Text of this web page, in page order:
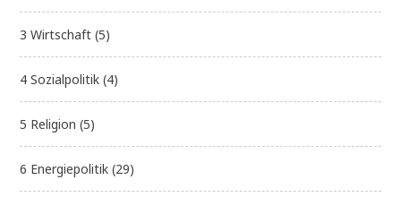
3 Wirtschaft (5)
4 Sozialpolitik (4)
5 Religion (5)
6 Energiepolitik (29)